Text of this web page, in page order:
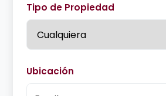
Tipo de Propiedad
Ubicación